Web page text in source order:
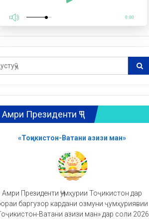
0:00
Амри Президенти ҶТ
«Тоҷикистон-Ватани азизи ман»
Амри Президенти Ҷумҳурии Тоҷикистон дар
баргузор кардани озмуни ҷумҳуриявии
Ватани азизи ман» дар соли 2026.